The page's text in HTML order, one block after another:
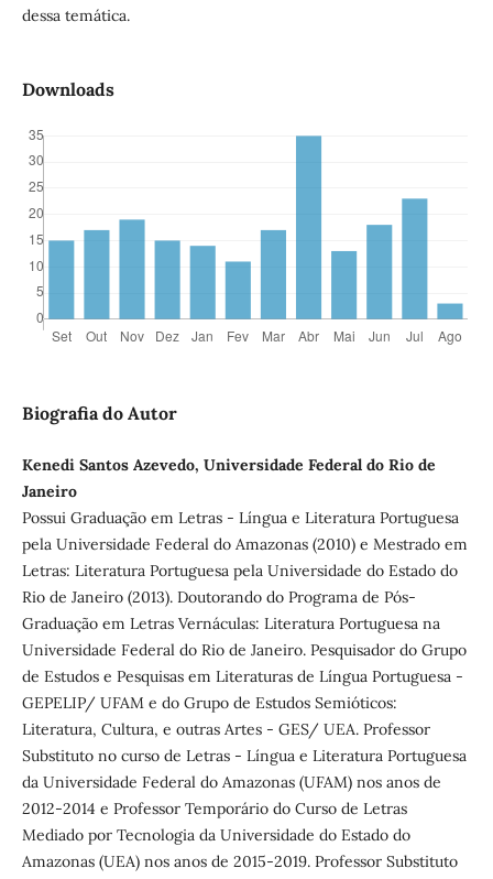
dessa temática.
Downloads
Biografia do Autor
Kenedi Santos Azevedo, Universidade Federal do Rio de
Janeiro
Possui Graduação em Letras - Língua e Literatura Portuguesa
pela Universidade Federal do Amazonas (2010) e Mestrado em
Letras: Literatura Portuguesa pela Universidade do Estado do
Rio de Janeiro (2013). Doutorando do Programa de Pós-
Graduação em Letras Vernáculas: Literatura Portuguesa na
Universidade Federal do Rio de Janeiro. Pesquisador do Grupo
de Estudos e Pesquisas em Literaturas de Língua Portuguesa -
GEPELIP/ UFAM e do Grupo de Estudos Semióticos:
Literatura, Cultura, e outras Artes - GES/ UEA. Professor
Substituto no curso de Letras - Língua e Literatura Portuguesa
da Universidade Federal do Amazonas (UFAM) nos anos de
2012-2014 e Professor Temporário do Curso de Letras
Mediado por Tecnologia da Universidade do Estado do
Amazonas (UEA) nos anos de 2015-2019. Professor Substituto